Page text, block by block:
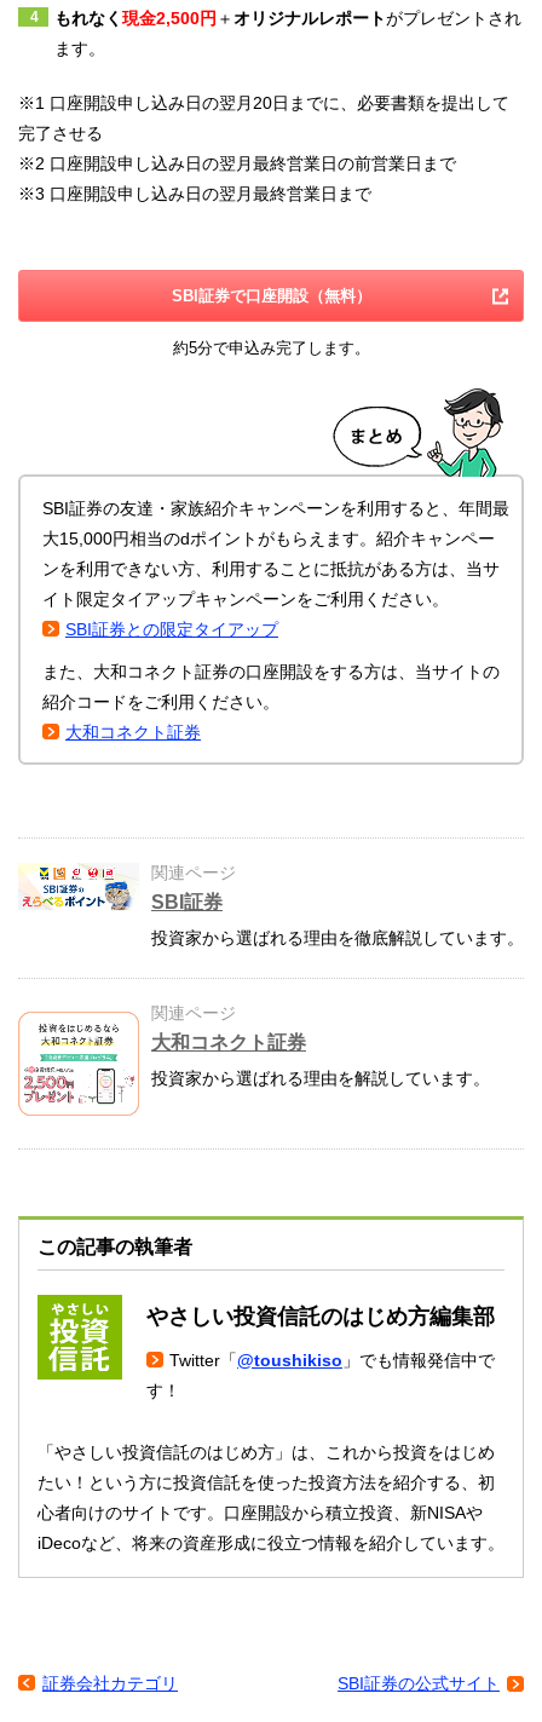
もれなく 現金2,500円 ＋オリジナルレポートがプレゼントされ
ます。
※1 口座開設申し込み日の翌月20日までに、必要書類を提出して
完了させる
※2 口座開設申し込み日の翌月最終営業日の前営業日まで
※3 口座開設申し込み日の翌月最終営業日まで
SBI証券で口座開設（無料）
約5分で申込み完了します。
SBI証券の友達・家族紹介キャンペーンを利用すると、年間最
大15,000円相当のdポイントがもらえます。紹介キャンペー
ンを利用できない方、利用することに抵抗がある方は、当サ
イト限定タイアップキャンペーンをご利用ください。
SBI証券との限定タイアップ
また、大和コネクト証券の口座開設をする方は、当サイトの
紹介コードをご利用ください。
大和コネクト証券
関連ページ
SBI証券
投資家から選ばれる理由を徹底解説しています。
関連ページ
大和コネクト証券
投資家から選ばれる理由を解説しています。
この記事の執筆者
やさしい投資信託のはじめ方編集部
Twitter「@toushikiso 」でも情報発信中で
す！
「やさしい投資信託のはじめ方」は、これから投資をはじめ
たい！という方に投資信託を使った投資方法を紹介する、初
心者向けのサイトです。口座開設から積立投資、新NISAや
iDecoなど、将来の資産形成に役立つ情報を紹介しています。
証券会社カテゴリ SBI証券の公式サイト